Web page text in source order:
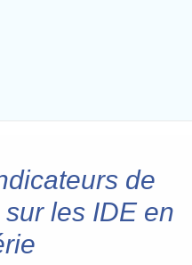
de
les IDE en